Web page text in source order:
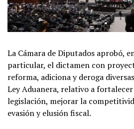
La Cámara de Diputados aprobó,
particular, el dictamen con
reforma, adiciona y deroga
Ley Aduanera, relativo a
legislación, mejorar la
evasión y elusión fiscal.